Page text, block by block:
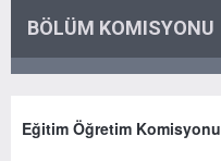
BÖLÜM KOMISYONU
Eğitim Öğretim Komisyonu